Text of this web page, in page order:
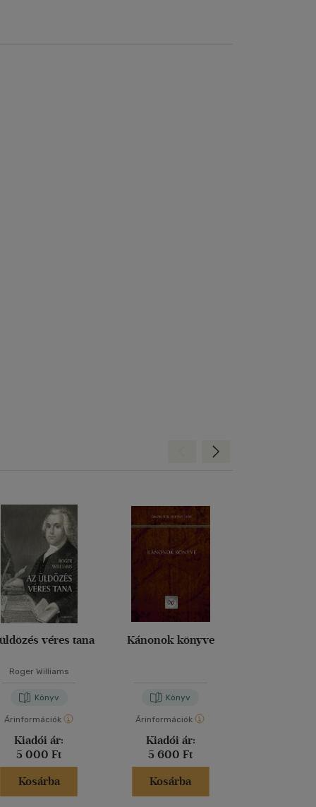
véres tana
Roger Williams
Könyv
Árinformációk
Kiadói ár:
5 000 Ft
Kosárba
Kánonok könyve
Könyv
Árinformációk
Kiadói ár:
5 600 Ft
Kosárba
Előre